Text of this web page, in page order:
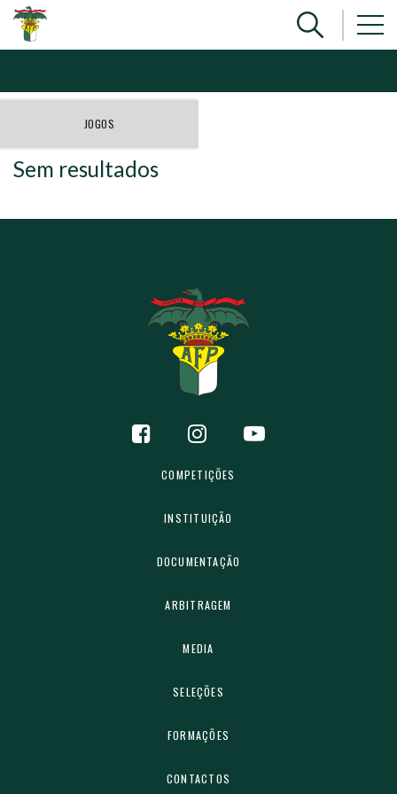
JOGOS
Sem resultados
COMPETIÇÕES
INSTITUIÇÃO
DOCUMENTAÇÃO
ARBITRAGEM
MEDIA
SELEÇÕES
FORMAÇÕES
CONTACTOS